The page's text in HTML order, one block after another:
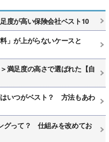
度が高い保険会社ベスト10
」が上がらないケースと
満足度の高さで選ばれた【自
はいつがベスト？ 方法もあわ
グって？ 仕組みを改めてお